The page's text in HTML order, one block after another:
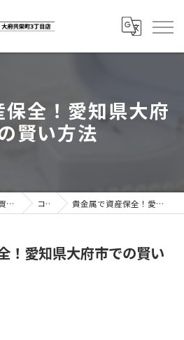
全！愛知県大府
賢い方法
愛知県大府市の買取なら買取大吉 大府共栄町3丁目店 コラム 貴金属で資産保全！愛知県大府市での賢い方法
！愛知県大府市での賢い